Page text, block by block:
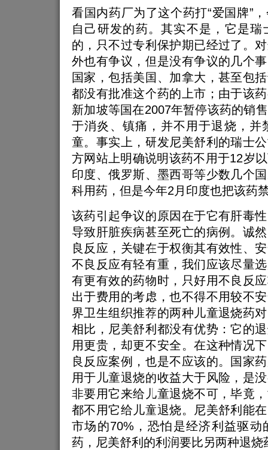
看国内药厂为了这个药打“爱国牌”
自己研发的药。其实不是，它是瑞
的，只不过专利保护期已经过了。
外也有争议，但是没有争议的几个
国家，包括美国、加拿大，甚至包
都没有批准这个药的上市；由于该
新加坡等国在2007年暂停该药的销
于消炎、镇痛，并不用于退烧，并
童。事实上，研发尼美舒利的瑞士
方网站上明确说明该药不用于12岁
印度、俄罗斯、墨西哥等少数几个
科用药，但是今年2月印度也把该药
该药引起争议的原因在于它有肝毒
导致肝脏疾病甚至死亡的病例。诚
良反应，关键在于权衡其有效性、
不良反应有轻有重，我们应该尽量
有更有效的药物时，只好用不良反
出于费用的考虑，也不得不用较不
界卫生组织推荐的两种儿童退烧药
相比，尼美舒利都没有优势：它的
用更贵，却更不安全。在这种情况
良反应案例，也是不应该的。国家
用于儿童退烧的收益大于风险，是
非要用它来给儿童退烧不可，毕竟
都不用它给儿童退烧。尼美舒利能
市场的70%，恐怕是经济利益驱动
药，尼美舒利的利润要比另两种退烧